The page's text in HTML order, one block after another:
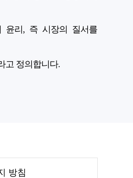
윤리, 즉 시장의 질서를
고 정의합니다.
방침